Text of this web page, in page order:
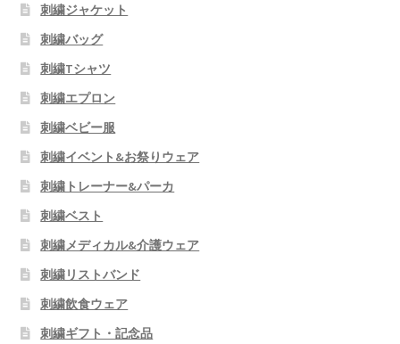
刺繍ジャケット
刺繍バッグ
刺繍Tシャツ
刺繍エプロン
刺繍ベビー服
刺繍イベント&お祭りウェア
刺繍トレーナー&パーカ
刺繍ベスト
刺繍メディカル&介護ウェア
刺繍リストバンド
刺繍飲食ウェア
刺繍ギフト・記念品